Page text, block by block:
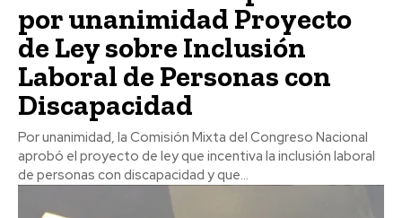
por unanimidad Proyecto
de Ley sobre Inclusión
Laboral de Personas con
Discapacidad
Por unanimidad, la Comisión Mixta del Congreso Nacional
aprobó el proyecto de ley que incentiva la inclusión laboral
de personas con discapacidad y que...